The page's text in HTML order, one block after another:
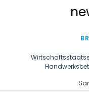
n
Ultraschallzahnbürste